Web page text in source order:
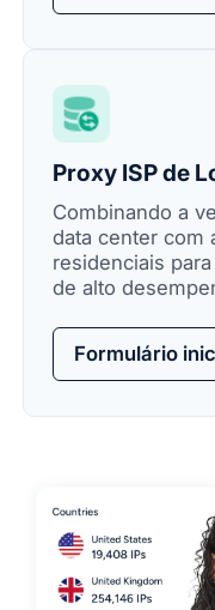
Proxy ISP de
Combinando a
data center com
residenciais
de alto
Formulário